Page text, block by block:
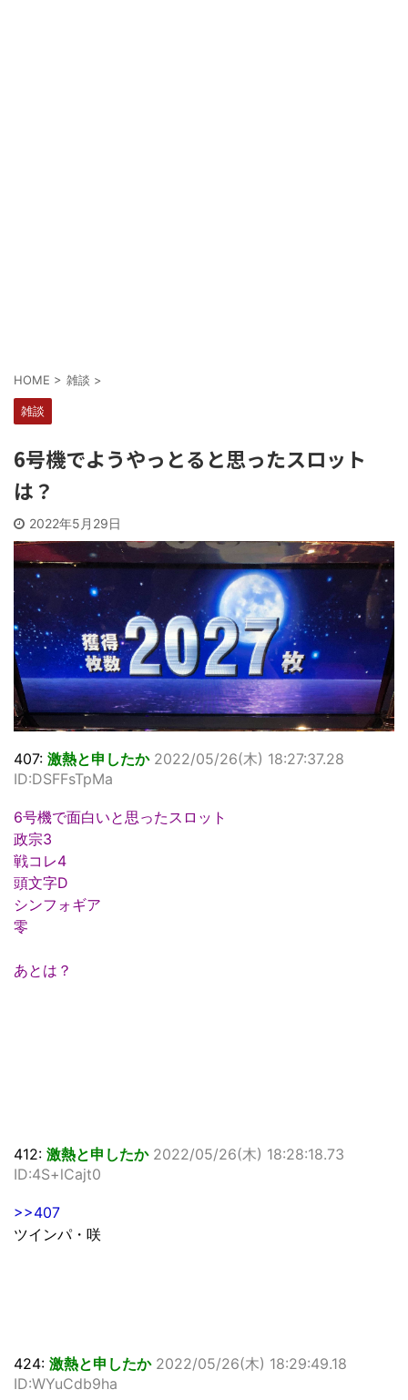
HOME > 雑談 >
雑談
6号機でようやっとると思ったスロット
は？
2022年5月29日
407: 激熱と申したか 2022/05/26(木) 18:27:37.28
ID:DSFFsTpMa
6号機で面白いと思ったスロット
政宗3
戦コレ4
頭文字D
シンフォギア
零
あとは？
412: 激熱と申したか 2022/05/26(木) 18:28:18.73
ID:4S+lCajt0
>>407
ツインパ・咲
424: 激熱と申したか 2022/05/26(木) 18:29:49.18
ID:WYuCdb9ha